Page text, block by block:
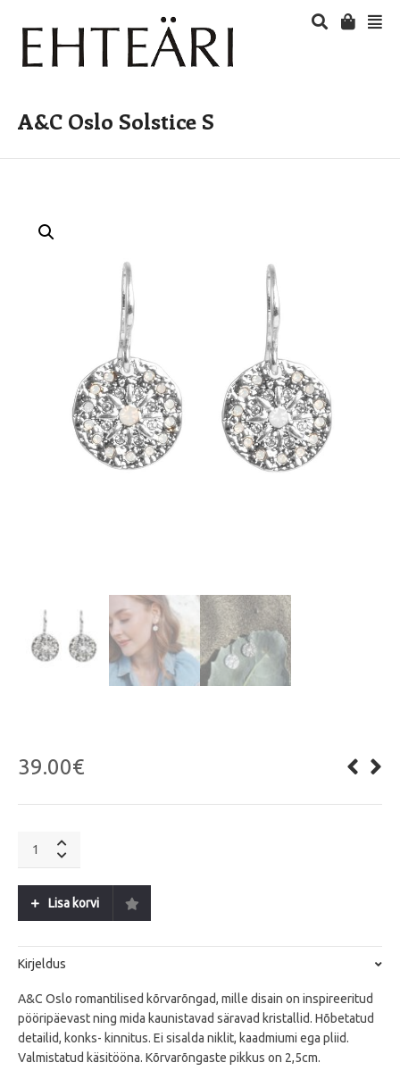
A&C Oslo Solstice S
39.00€
Oslo
quantity
Lisa korvi
Kirjeldus
A&C Oslo romantilised kõrvarõngad, mille disain on inspireeritud
pööripäevast ning mida kaunistavad säravad kristallid. Hõbetatud
detailid, konks- kinnitus. Ei sisalda niklit, kaadmiumi ega pliid.
Valmistatud käsitööna. Kõrvarõngaste pikkus on 2,5cm.